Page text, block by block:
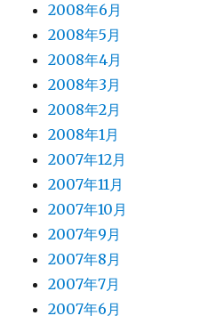
2008年6月
2008年5月
2008年4月
2008年3月
2008年2月
2008年1月
2007年12月
2007年11月
2007年10月
2007年9月
2007年8月
2007年7月
2007年6月